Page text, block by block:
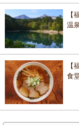
【
温
【
食